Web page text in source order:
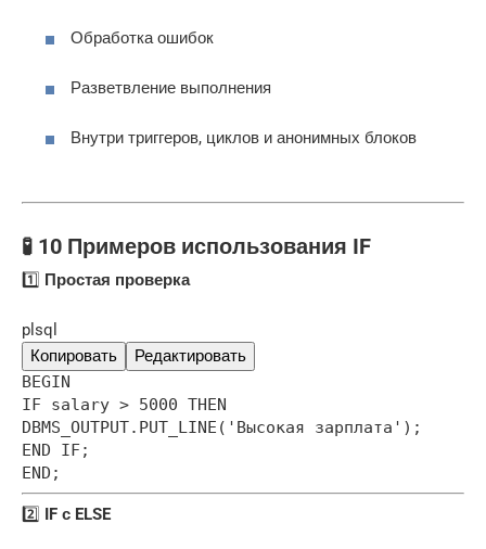
Обработка ошибок
Разветвление выполнения
Внутри триггеров, циклов и анонимных блоков
🧪 10 Примеров использования IF
1️⃣ Простая проверка
plsql
Копировать
Редактировать
BEGIN
IF salary > 5000 THEN
DBMS_OUTPUT.PUT_LINE('Высокая зарплата');
END IF;
END;
2️⃣ IF с ELSE